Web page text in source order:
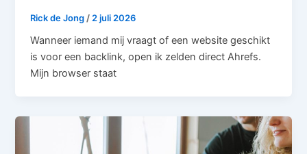
Rick de Jong / 2 juli 2026
Wanneer iemand mij vraagt of een website geschikt
is voor een backlink, open ik zelden direct Ahrefs.
Mijn browser staat